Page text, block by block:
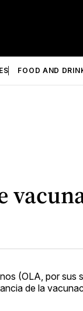
FOOD AND
(OLA, por
de la